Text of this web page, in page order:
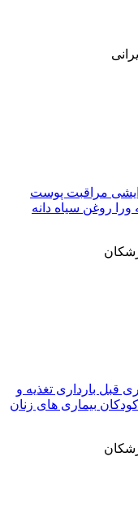
مراقبت پوست
ورا روغن سیاه دانه
قبل بارداری تغذیه و
بیماری های زنان